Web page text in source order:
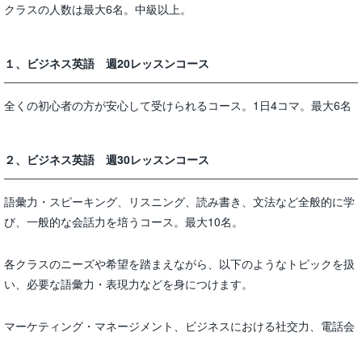
クラスの人数は最大6名。中級以上。
１、ビジネス英語 週20レッスンコース
全くの初心者の方が安心して受けられるコース。1日4コマ。最大6名
２、ビジネス英語 週30レッスンコース
語彙力・スピーキング、リスニング、読み書き、文法など全般的に学
び、一般的な会話力を培うコース。最大10名。
各クラスのニーズや希望を踏まえながら、以下のようなトピックを扱
い、必要な語彙力・表現力などを身につけます。
マーケティング・マネージメント、ビジネスにおける社交力、電話会